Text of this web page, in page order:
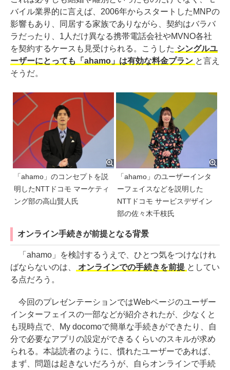
バイル業界的に言えば、2006年からスタートしたMNPの
影響もあり、同居する家族でありながら、契約はバラバ
ラだったり、1人だけ異なる携帯電話会社やMVNO各社
を契約するケースも見受けられる。こうした シングルユ
ーザーにとっても「ahamo」は有効な料金プラン と言え
そうだ。
「ahamo」のコンセプトを説
明したNTTドコモ マーケティ
ング部の高山賢人氏
「ahamo」のユーザーインタ
ーフェイスなどを説明した
NTTドコモ サービスデザイン
部の佐々木千枝氏
オンライン手続きが前提となる背景
「ahamo」を検討するうえで、ひとつ気をつけなけれ
ばならないのは、
オンラインでの手続きを前提 としてい
る点だろう。
今回のプレゼンテーションではWebページのユーザー
インターフェイスの一部などが紹介されたが、少なくと
も現時点で、My docomoで簡単な手続きができたり、自
分で必要なアプリの設定ができるくらいのスキルが求め
られる。本誌読者のように、慣れたユーザーであれば、
まず、問題は起きないだろうが、自らオンラインで手続